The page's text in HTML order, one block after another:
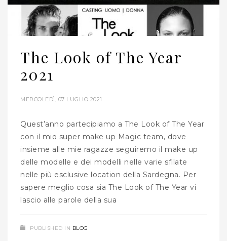
The Look of The Year
2021
MERCOLEDÌ, 07 LUGLIO 2021
Quest’anno partecipiamo a The Look of The Year
con il mio super make up Magic team, dove
insieme alle mie ragazze seguiremo il make up
delle modelle e dei modelli nelle varie sfilate
nelle più esclusive location della Sardegna. Per
sapere meglio cosa sia The Look of The Year vi
lascio alle parole della sua
PUBLISHED IN BLOG